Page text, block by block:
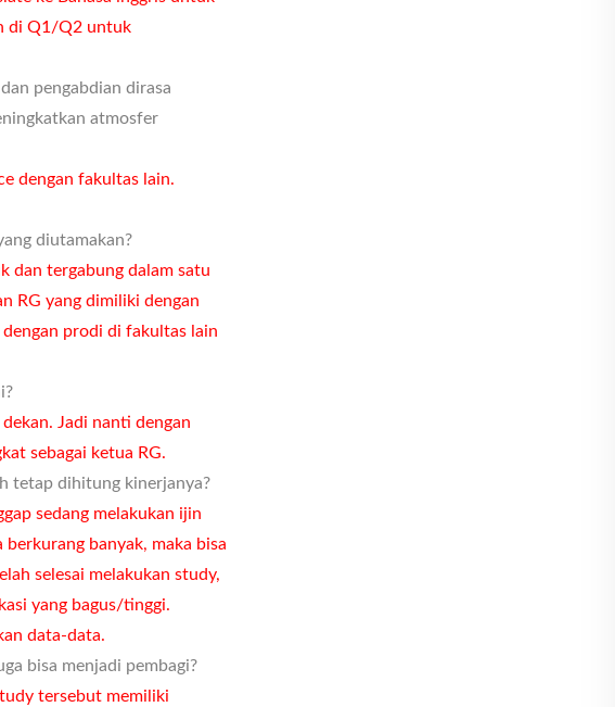
di Q1/Q2 untuk
pengabdian dirasa
atmosfer
dengan fakultas lain.
diutamakan?
dan tergabung dalam satu
RG yang dimiliki dengan
prodi di fakultas lain
Jadi nanti dengan
sebagai ketua RG.
tetap dihitung kinerjanya?
sedang melakukan ijin
banyak, maka bisa
selesai melakukan study,
yang bagus/tinggi.
data-data.
bisa menjadi pembagi?
tersebut memiliki